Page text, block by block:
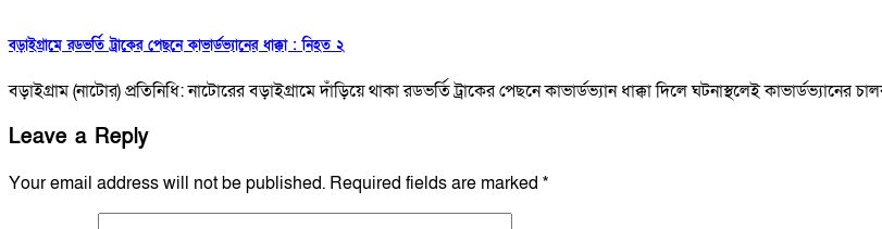
বড়াইগ্রামে রডভর্তি ট্রাকের পেছনে কাভার্ডভ্যানের ধাক্কা : নিহত ২
বড়াইগ্রাম (নাটোর) প্রতিনিধি: নাটোরের বড়াইগ্রামে দাঁড়িয়ে থাকা রডভর্তি ট্রাকের পেছনে কাভার্ডভ্যান ধাক্কা দিলে ঘটনাস্থলেই
Leave a Reply
Your email address will not be published. Required fields are marked *